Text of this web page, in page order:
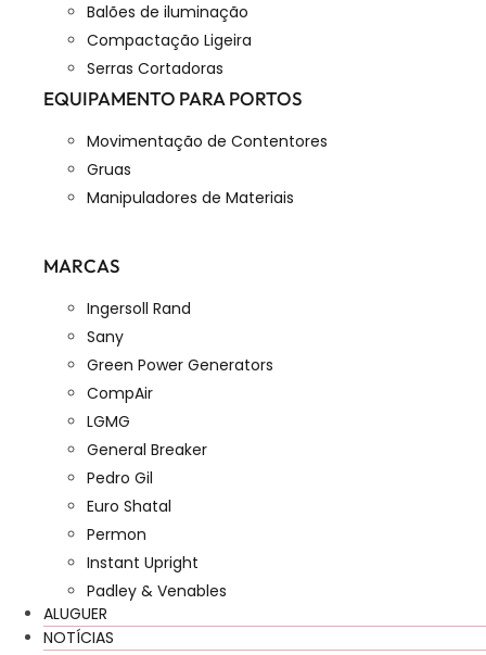
Balões de iluminação
Compactação Ligeira
Serras Cortadoras
EQUIPAMENTO PARA PORTOS
Movimentação de Contentores
Gruas
Manipuladores de Materiais
MARCAS
Ingersoll Rand
Sany
Green Power Generators
CompAir
LGMG
General Breaker
Pedro Gil
Euro Shatal
Permon
Instant Upright
Padley & Venables
ALUGUER
NOTÍCIAS